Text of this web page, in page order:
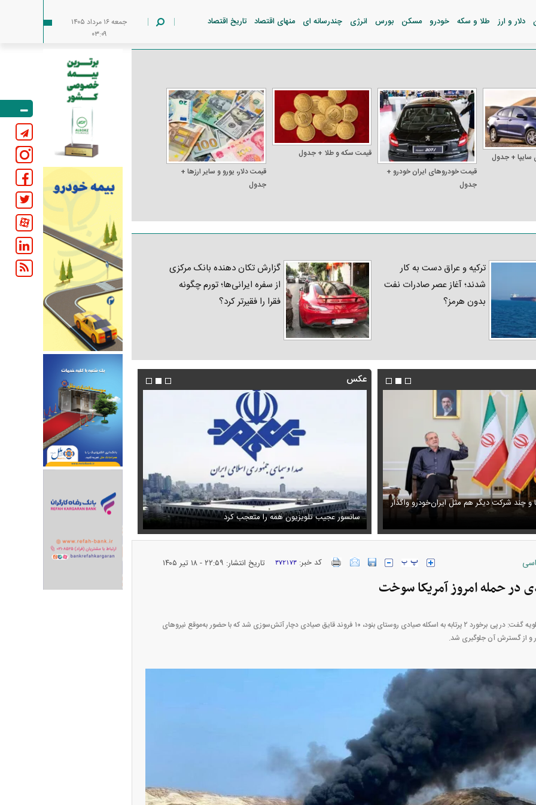
دلار و ارز طلا و سکه خودرو مسکن بورس انرژی چندرسانه ای منهای اقتصاد تاریخ اقتصاد
جمعه ۱۶ مرداد ۱۴۰۵
۰۳:۰۹
+ جدول
قیمت خودرو‌های ایران خودرو +
جدول
قیمت سکه و طلا + جدول
قیمت دلار، یورو و سایر ارز‌ها +
جدول
ترکیه و عراق دست به کار
شدند؛ آغاز عصر صادرات نفت
بدون هرمز؟
گزارش تکان‌ دهنده بانک مرکزی
از سفره ایرانی‌ها؛ تورم چگونه
فقرا را فقیرتر کرد؟
و چند شرکت دیگر هم مثل ایران‌خودرو واگذار
حمله خلبانان ایرانی به پایگاه آمریکا بدون GPS
فیلم/ پزشکیان: اگر ارز ترجیحی را حذف
پیش می‌آمد
عکس
نوه ناصرالدین شاه در لباس دامادی سانسور عجیب تلویزیون همه را متعجب کرد استایل جدید صابر ابر در فضای مجازی
کد خبر:۳۷۲۱۷۳ تاریخ انتشار: ۲۲:۵۹ - ۱۸ تير ۱۴۰۵
فرماندار شهرستان عسلویه گفت: در پی برخورد ۲ پرتابه به اسکله صیادی روستای بنود، ۱۰ فروند قایق صیادی دچار آتش‌سوزی شد که با حضور به‌موقع نیروهای
و از گسترش آن جلوگیری شد.
+ جدول قیمت خودرو‌های ایران خودرو + جدول
مسکن؛ فنر
شده
کارنامه مردود محسن پاک‌ نژاد؛ از افت شدید
درآمد ارزی تا بازی با عزل و نصب‌ها